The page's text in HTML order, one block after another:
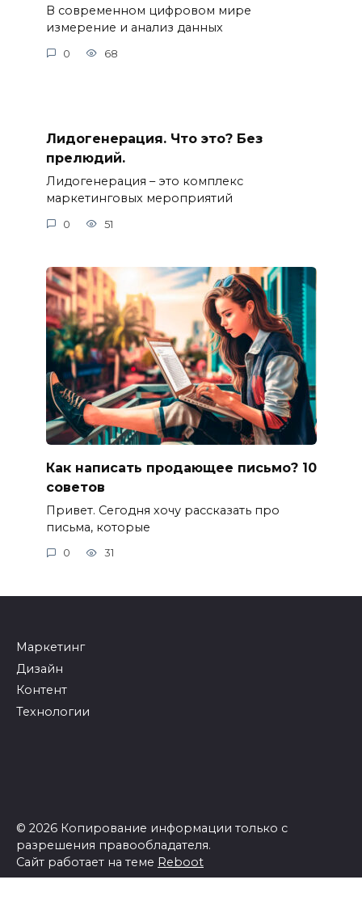
В современном цифровом мире
измерение и анализ данных
0 68
Лидогенерация. Что это? Без
прелюдий.
Лидогенерация – это комплекс
маркетинговых мероприятий
0 51
Как написать продающее письмо? 10
советов
Привет. Сегодня хочу рассказать про
письма, которые
0 31
Маркетинг
Дизайн
Контент
Технологии
© 2026 Копирование информации только с
разрешения правообладателя.
Сайт работает на теме Reboot